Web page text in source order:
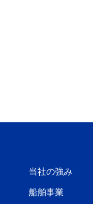
当社の強み
船舶事業